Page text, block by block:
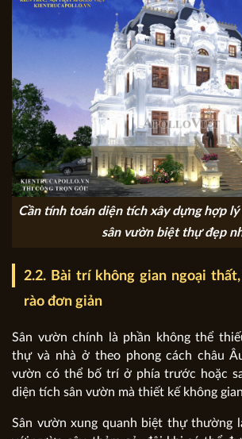
Cần tính toán diện tích xây dựng hợp lý
sân vườn biệt thự đẹp
2.2. Bài trí không gian ngoại
rào đơn giản
Sân vườn chính là phần không thể
thự và nhà ở theo phong cách châu
vườn có thể bố trí ở phía trước hoặc
diện tích sân vườn mà thiết kế không
Sân vườn xung quanh biệt thự thường